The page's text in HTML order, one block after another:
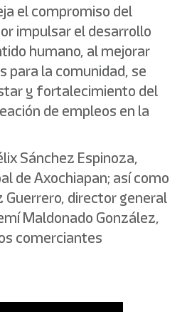
el compromiso del
impulsar el desarrollo
humano, al mejorar
para la comunidad, se
y fortalecimiento del
de empleos en la
Sánchez Espinoza,
de Axochiapan; así como
Guerrero, director general
Maldonado González,
comerciantes